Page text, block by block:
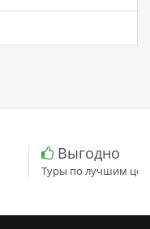
стало не только
Путешествуйте
Выгодно
Туры по лучшим